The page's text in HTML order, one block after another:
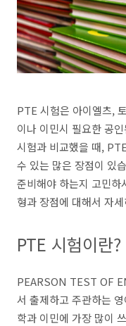
PTE 시험은 아이엘츠,
이나 이민시 필요한 공
시험과 비교했을 때,
수 있는 많은 장점이 있
준비해야 하는지 고민
형과 장점에 대해서 자
PTE 시험이란?
PEARSON TEST OF
서 출제하고 주관하는
학과 이민에 가장 많이